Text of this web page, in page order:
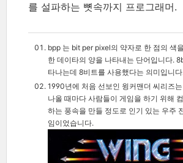
를 설파하는 뼛속까지 프로그래머.
bpp 는 bit per pixel의 약자로 한 점의 색
한 데이타의 양을 나타내는 단어입니다.
타나는데 8비트를 사용했다는 의미입니
1990년에 처음 선보인 윙커맨더 씨리즈
나올 때마다 사람들이 게임을 하기 위해
하는 풍속을 만들 정도로 인기 있는 우주
임이었습니다.